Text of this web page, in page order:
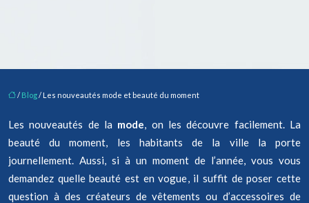
/ Blog/ Les nouveautés mode et beauté du moment
Les nouveautés de la mode, on les découvre facilement. La
beauté du moment, les habitants de la ville la porte
journellement. Aussi, si à un moment de l’année, vous vous
demandez quelle beauté est en vogue, il suffit de poser cette
question à des créateurs de vêtements ou d’accessoires de